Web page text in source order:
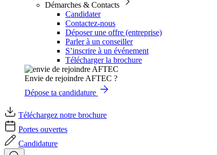
Démarches & Contacts
Candidater
Contactez-nous
Déposer une offre (entreprise)
Parler à un conseiller
S’inscrire à un événement
Télécharger la brochure
Envie de rejoindre AFTEC ?
Dépose ta candidature
Téléchargez notre brochure
Portes ouvertes
Candidature